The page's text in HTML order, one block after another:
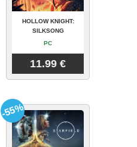
HOLLOW KNIGHT:
SILKSONG
PC
11.99 €
-55%